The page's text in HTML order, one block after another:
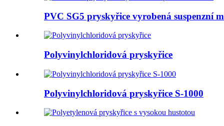
PVC SG5 pryskyřice vyrobená suspenzní
Polyvinylchloridová pryskyřice
Polyvinylchloridová pryskyřice S-1000